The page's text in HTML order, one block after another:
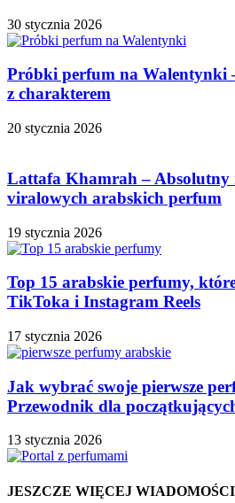
30 stycznia 2026
Próbki perfum na Walentynki
z charakterem
20 stycznia 2026
Lattafa Khamrah – Absolutny
viralowych arabskich perfum
19 stycznia 2026
Top 15 arabskie perfumy,
TikToka i Instagram Reels
17 stycznia 2026
Jak wybrać swoje pierwsze
Przewodnik dla
13 stycznia 2026
JESZCZE WIĘCEJ WIADOMOŚCI